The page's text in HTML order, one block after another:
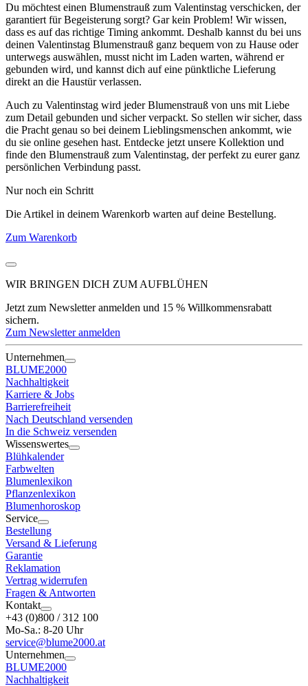
Du möchtest einen Blumenstrauß zum Valentinstag verschicken, der
garantiert für Begeisterung sorgt? Gar kein Problem! Wir wissen,
dass es auf das richtige Timing ankommt. Deshalb kannst du bei uns
deinen Valentinstag Blumenstrauß ganz bequem von zu Hause oder
unterwegs auswählen, musst nicht im Laden warten, während er
gebunden wird, und kannst dich auf eine pünktliche Lieferung
direkt an die Haustür verlassen.
Auch zu Valentinstag wird jeder Blumenstrauß von uns mit Liebe
zum Detail gebunden und sicher verpackt. So stellen wir sicher, dass
die Pracht genau so bei deinem Lieblingsmenschen ankommt, wie
du sie online gesehen hast. Entdecke jetzt unsere Kollektion und
finde den Blumenstrauß zum Valentinstag, der perfekt zu eurer ganz
persönlichen Verbindung passt.
Nur noch ein Schritt
Die Artikel in deinem Warenkorb warten auf deine Bestellung.
Zum Warenkorb
WIR BRINGEN DICH ZUM AUFBLÜHEN
Jetzt zum Newsletter anmelden und 15 % Willkommensrabatt
sichern.
Zum Newsletter anmelden
Unternehmen
BLUME2000
Nachhaltigkeit
Karriere & Jobs
Barrierefreiheit
Nach Deutschland versenden
In die Schweiz versenden
Wissenswertes
Blühkalender
Farbwelten
Blumenlexikon
Pflanzenlexikon
Blumenhoroskop
Service
Bestellung
Versand & Lieferung
Garantie
Reklamation
Vertrag widerrufen
Fragen & Antworten
Kontakt
+43 (0)800 / 312 100
Mo-Sa.: 8-20 Uhr
service@blume2000.at
Unternehmen
BLUME2000
Nachhaltigkeit